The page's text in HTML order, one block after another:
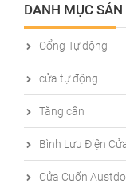
DANH MỤC
Cổng Tự động
cửa tự động
Tăng cân
Bình Lưu Điện
Cửa Cuốn